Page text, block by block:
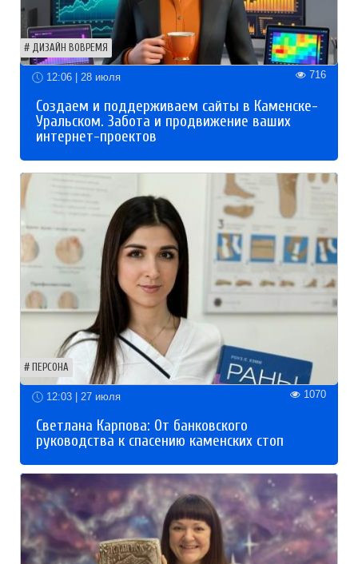
ДИЗАЙН ВОВРЕМЯ
12:06 | 28 июля 716
Создаем и поддерживаем сайты в Каменске-
Уральском. Забота и продвижение ваших
интернет-проектов
ПЕРСОНА
12:03 | 27 июля 1070
Светлана Карпова: От банковского
руководства к спасению каменских стоп